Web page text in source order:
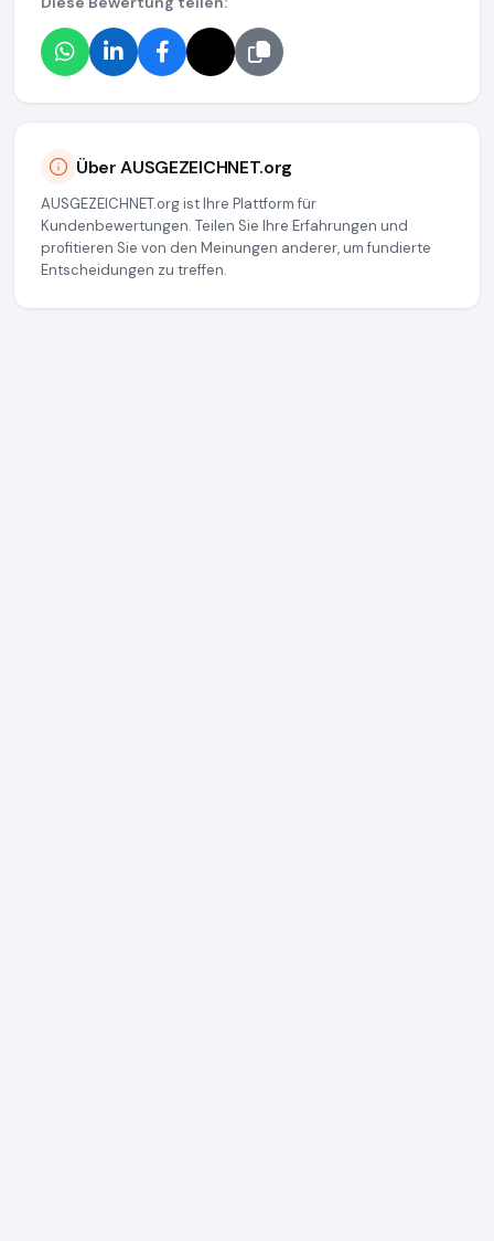
Über AUSGEZEICHNET.org
AUSGEZEICHNET.org ist Ihre Plattform für
Kundenbewertungen. Teilen Sie Ihre Erfahrungen und
profitieren Sie von den Meinungen anderer, um fundierte
Entscheidungen zu treffen.